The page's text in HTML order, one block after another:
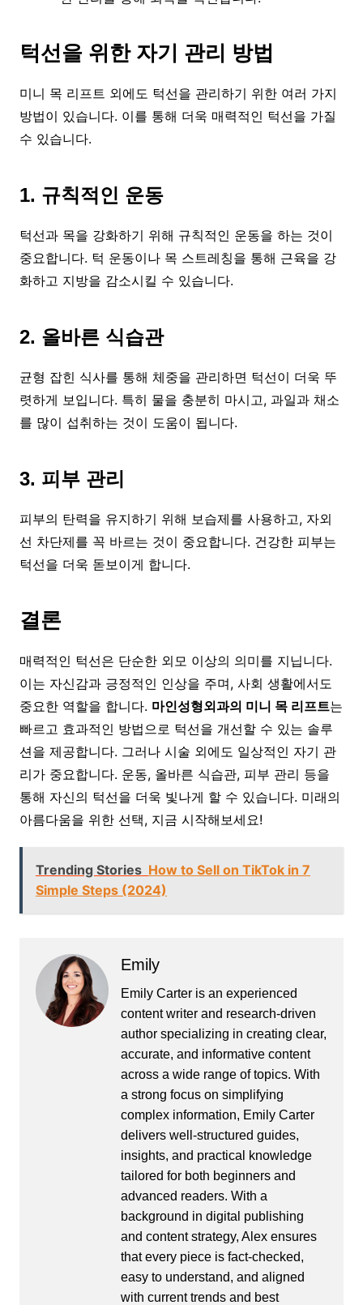
턱선을 위한 자기 관리 방법
미니 목 리프트 외에도 턱선을 관리하기 위한 여러 가지
방법이 있습니다. 이를 통해 더욱 매력적인 턱선을 가질
수 있습니다.
1. 규칙적인 운동
턱선과 목을 강화하기 위해 규칙적인 운동을 하는 것이
중요합니다. 턱 운동이나 목 스트레칭을 통해 근육을 강
화하고 지방을 감소시킬 수 있습니다.
2. 올바른 식습관
균형 잡힌 식사를 통해 체중을 관리하면 턱선이 더욱 뚜
렷하게 보입니다. 특히 물을 충분히 마시고, 과일과 채소
를 많이 섭취하는 것이 도움이 됩니다.
3. 피부 관리
피부의 탄력을 유지하기 위해 보습제를 사용하고, 자외
선 차단제를 꼭 바르는 것이 중요합니다. 건강한 피부는
턱선을 더욱 돋보이게 합니다.
결론
매력적인 턱선은 단순한 외모 이상의 의미를 지닙니다.
이는 자신감과 긍정적인 인상을 주며, 사회 생활에서도
중요한 역할을 합니다. 마인성형외과의 미니 목 리프트는
빠르고 효과적인 방법으로 턱선을 개선할 수 있는 솔루
션을 제공합니다. 그러나 시술 외에도 일상적인 자기 관
리가 중요합니다. 운동, 올바른 식습관, 피부 관리 등을
통해 자신의 턱선을 더욱 빛나게 할 수 있습니다. 미래의
아름다움을 위한 선택, 지금 시작해보세요!
Trending Stories How to Sell on TikTok in 7
Simple Steps (2024)
Emily
Emily Carter is an experienced
content writer and research-driven
author specializing in creating clear,
accurate, and informative content
across a wide range of topics. With
a strong focus on simplifying
complex information, Emily Carter
delivers well-structured guides,
insights, and practical knowledge
tailored for both beginners and
advanced readers. With a
background in digital publishing
and content strategy, Alex ensures
that every piece is fact-checked,
easy to understand, and aligned
with current trends and best